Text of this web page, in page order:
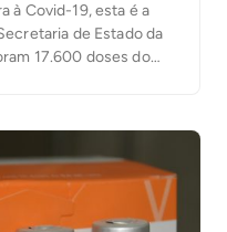
à Covid-19, esta é a
de Estado da
17.600 doses do